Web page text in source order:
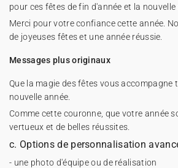
pour ces fêtes de fin d'année et la nouvelle
Merci pour votre confiance cette année.
de joyeuses fêtes et une année réussie.
Messages plus originaux
Que la magie des fêtes vous accompagne
nouvelle année.
Comme cette couronne, que votre année
vertueux et de belles réussites.
c. Options de personnalisation
- une photo d'équipe ou de réalisation